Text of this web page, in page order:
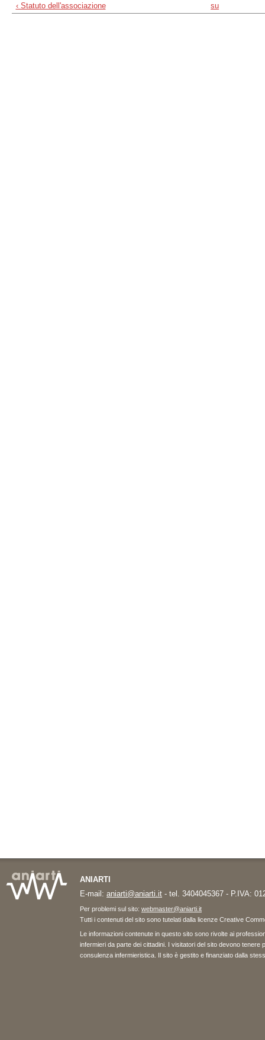
‹ Statuto dell'associazione
su
ANIARTI
E-mail: aniarti@aniarti.it - tel. 3404045367 - P.IVA:
Per problemi sul sito: webmaster@aniarti.it
Tutti i contenuti del sito sono tutelati dalla licenze Creative
Le informazioni contenute in questo sito sono rivolte ai
infermieri da parte dei cittadini. I visitatori del sito devono
consulenza infermieristica. Il sito è gestito e finanziato dalla